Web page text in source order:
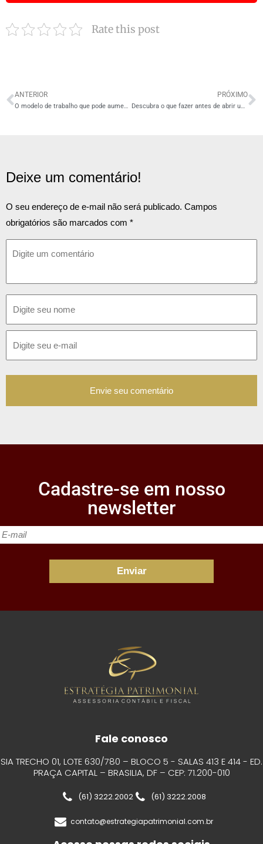
Rate this post
ANTERIOR
O modelo de trabalho que pode aumentar a produtividade dos seus funcionários!
PRÓXIMO
Descubra o que fazer antes de abrir uma empresa com o Simples Nacional!
Deixe um comentário!
O seu endereço de e-mail não será publicado. Campos
obrigatórios são marcados com *
Cadastre-se em nosso
newsletter
Fale conosco
SIA TRECHO 01, LOTE 630/780 – BLOCO 5 - SALAS 413 E 414 - ED.
PRAÇA CAPITAL – BRASILIA, DF – CEP: 71.200-010
(61) 3222.2002 (61) 3222.2008
contato@estrategiapatrimonial.com.br